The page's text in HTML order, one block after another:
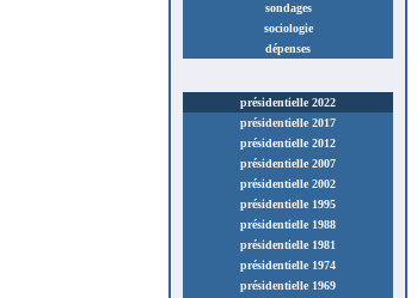
sondages
sociologie
dépenses
présidentielle 2022
présidentielle 2017
présidentielle 2012
présidentielle 2007
présidentielle 2002
présidentielle 1995
présidentielle 1988
présidentielle 1981
présidentielle 1974
présidentielle 1969